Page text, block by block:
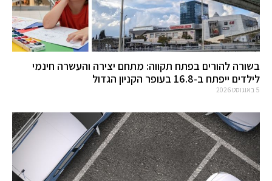
בשורה להורים בפתח תקווה: מתחם יצירה והעשרה חינמי
לילדים ייפתח ב-16.8 בעופר הקניון הגדול
5 באוגוסט 2026